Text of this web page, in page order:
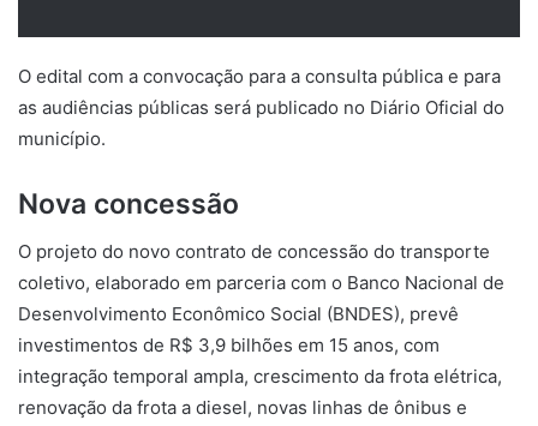
O edital com a convocação para a consulta pública e para
as audiências públicas será publicado no Diário Oficial do
município.
Nova concessão
O projeto do novo contrato de concessão do transporte
coletivo, elaborado em parceria com o Banco Nacional de
Desenvolvimento Econômico Social (BNDES), prevê
investimentos de R$ 3,9 bilhões em 15 anos, com
integração temporal ampla, crescimento da frota elétrica,
renovação da frota a diesel, novas linhas de ônibus e